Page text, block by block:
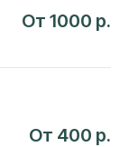
От 1000 р.
От 400 р.